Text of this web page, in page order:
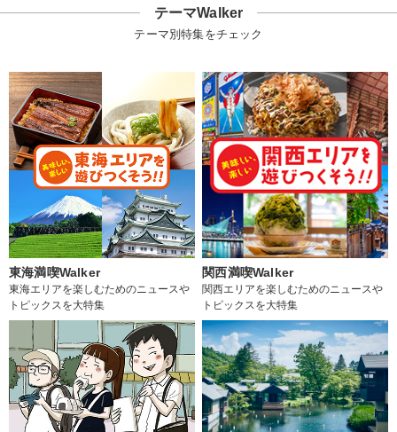
テーマWalker
テーマ別特集をチェック
東海満喫Walker
東海エリアを楽しむためのニュースや
トピックスを大特集
関西満喫Walker
関西エリアを楽しむためのニュースや
トピックスを大特集